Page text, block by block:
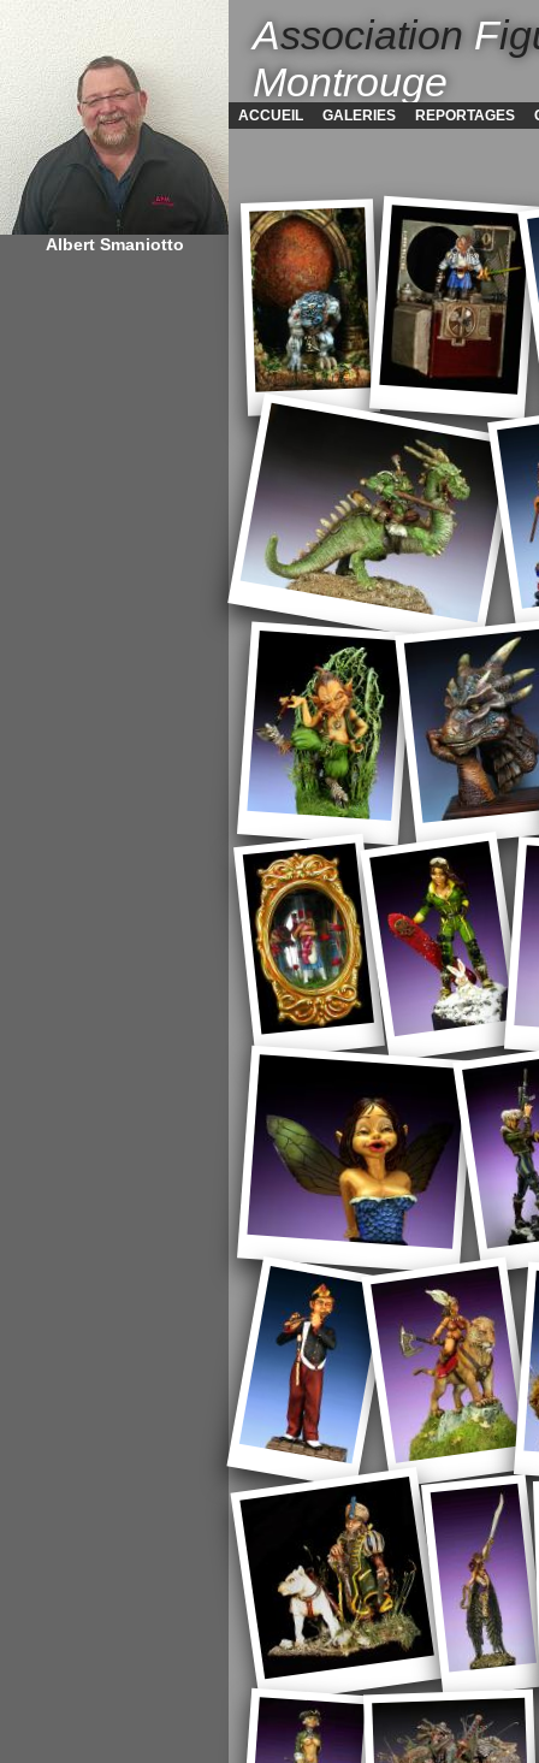
Association F
Montrouge
ACCUEIL GALERIES REPORTAGES
Albert Smaniotto